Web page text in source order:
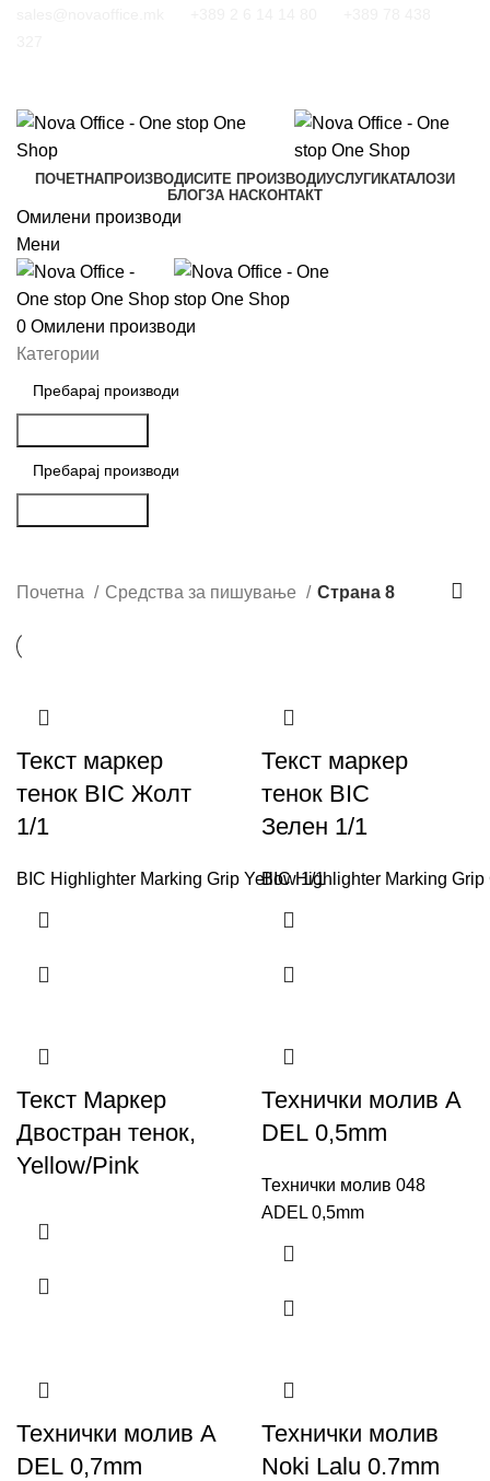
ПОЧЕТНАПРОИЗВОДИСИТЕ ПРОИЗВОДИУСЛУГИ КАТАЛОЗИ
БЛОГЗА НАСКОНТАКТ
Омилени производи
Мени
0 Омилени производи
Категории
Почетна Средства за пишување Страна 8
Текст маркер
тенок BIC Жолт
1/1
BIC Highlighter Marking Grip Yellow 1/1
Текст маркер
тенок BIC
Зелен 1/1
BIC Highlighter Marking Grip
Текст Маркер
Двостран тенок,
Yellow/Pink
Технички молив A
DEL 0,5mm
Технички молив 048
ADEL 0,5mm
Технички молив A
DEL 0,7mm
Технички молив
Noki Lalu 0.7mm